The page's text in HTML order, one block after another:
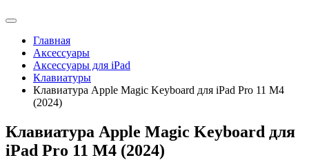
Главная
Аксессуары
Аксессуары для iPad
Клавиатуры
Клавиатура Apple Magic Keyboard для iPad Pro 11 М4
(2024)
Клавиатура Apple Magic Keyboard для
iPad Pro 11 М4 (2024)